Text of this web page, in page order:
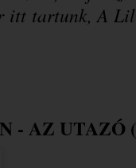
itt tartunk, A
- AZ UTAZÓ